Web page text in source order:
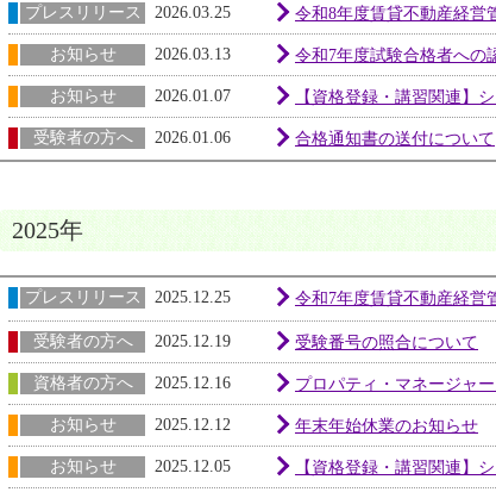
プレスリリース 2026.03.25 令和8年度賃貸不動産経営
お知らせ 2026.03.13 令和7年度試験合格者への
お知らせ 2026.01.07 【資格登録・講習関連】
受験者の方へ 2026.01.06 合格通知書の送付について
2025年
プレスリリース 2025.12.25 令和7年度賃貸不動産経営
受験者の方へ 2025.12.19 受験番号の照合について
資格者の方へ 2025.12.16 プロパティ・マネージャ
お知らせ 2025.12.12 年末年始休業のお知らせ
お知らせ 2025.12.05 【資格登録・講習関連】